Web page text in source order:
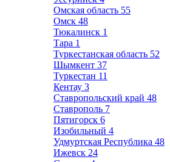
Омская область 55
Омск 48
Тюкалинск 1
Тара 1
Туркестанская область 52
Шымкент 37
Туркестан 11
Кентау 3
Ставропольский край 48
Ставрополь 7
Пятигорск 6
Изобильный 4
Удмуртская Республика 48
Ижевск 24